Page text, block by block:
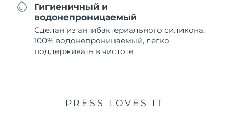
Гигиеничный и
водонепроницаемый
Сделан из антибактериального силикона,
100% водонепроницаемый, легко
поддерживать в чистоте.
PRESS LOVES IT